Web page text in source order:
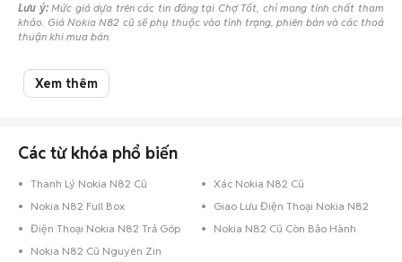
Lưu ý:Mức giá dựa trên các tin đăng tại Chợ Tốt, chỉ mang tính chất tham
khảo. Giá Nokia N82 cũ sẽ phụ thuộc vào tình trạng, phiên bản và các thoả
thuận khi mua bán.
Mua bán Nokia N82 cũ
Chợ Tốt có 0 tin đăng bán, mua Nokia N82 cũ với nhiều khoảng giá giúp
Xem thêm
Các từ khóa phổ biến
Thanh Lý Nokia N82 Cũ
Xác Nokia N82 Cũ
Nokia N82 Full Box
Giao Lưu Điện Thoại Nokia N82
Điện Thoại Nokia N82 Trả Góp
Nokia N82 Cũ Còn Bảo Hành
Nokia N82 Cũ Nguyên Zin